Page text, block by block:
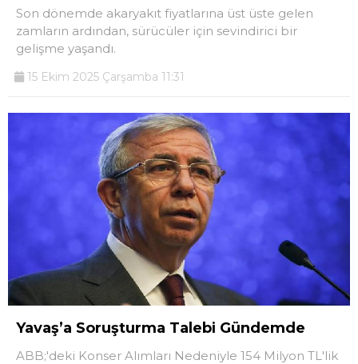
Son dönemde akaryakıt fiyatlarına üst üste gelen
zamların ardından, sürücüler için sevindirici bir
gelişme yaşandı.
15 Ekim 2025 Çarşamba 11:31
Yavaş’a Soruşturma Talebi Gündemde
ABB;'deki Konser Alımları Nedeniyle 154 Milyon TL'lik